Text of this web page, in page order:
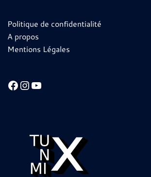
Politique de confidentialité
A propos
Mentions Légales
Facebook
Instagram
YouTube